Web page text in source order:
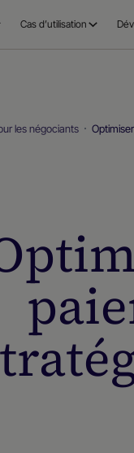
Cas d’utilisation
les négociants